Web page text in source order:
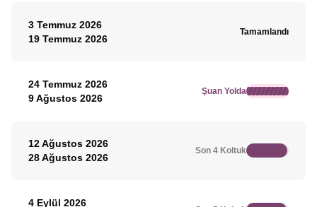
3 Temmuz 2026
19 Temmuz 2026
Tamamlandı
24 Temmuz 2026
9 Ağustos 2026
Şuan Yolda
12 Ağustos 2026
28 Ağustos 2026
Son 4 Koltuk
4 Eylül 2026